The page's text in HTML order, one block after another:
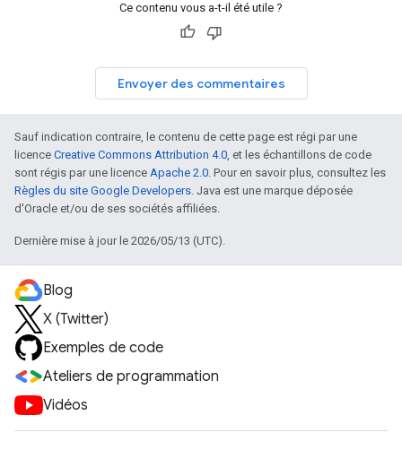
Ce contenu vous a-t-il été utile ?
Envoyer des commentaires
Sauf indication contraire, le contenu de cette page est régi par une
licence Creative Commons Attribution 4.0, et les échantillons de code
sont régis par une licence Apache 2.0. Pour en savoir plus, consultez les
Règles du site Google Developers. Java est une marque déposée
d'Oracle et/ou de ses sociétés affiliées.
Dernière mise à jour le 2026/05/13 (UTC).
Blog
X (Twitter)
Exemples de code
Ateliers de programmation
Vidéos